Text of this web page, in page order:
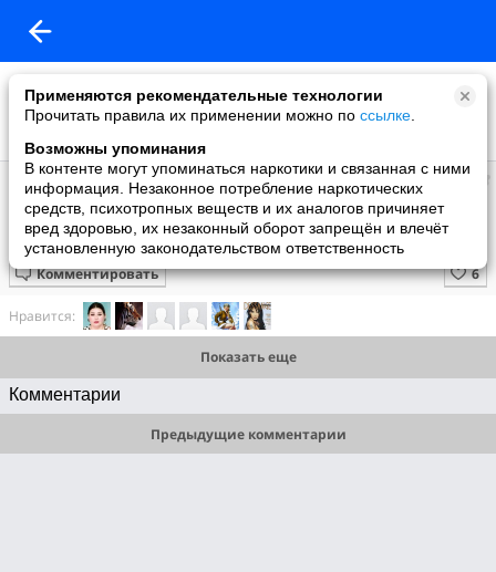
Применяются рекомендательные технологии
Прочитать правила их применении можно по ссылке
Возможны упоминания
В контенте могут упоминаться наркотики и связанная с ними
информация. Незаконное потребление наркотических
средств, психотропных веществ и их аналогов причиняет
вред здоровью, их незаконный оборот запрещён и влечёт
установленную законодательством ответственность
Супер топ
добавил видео
15 июня
Онагадори
Комментировать
Нравится:
Показать еще
Комментарии
Предыдущие комментарии